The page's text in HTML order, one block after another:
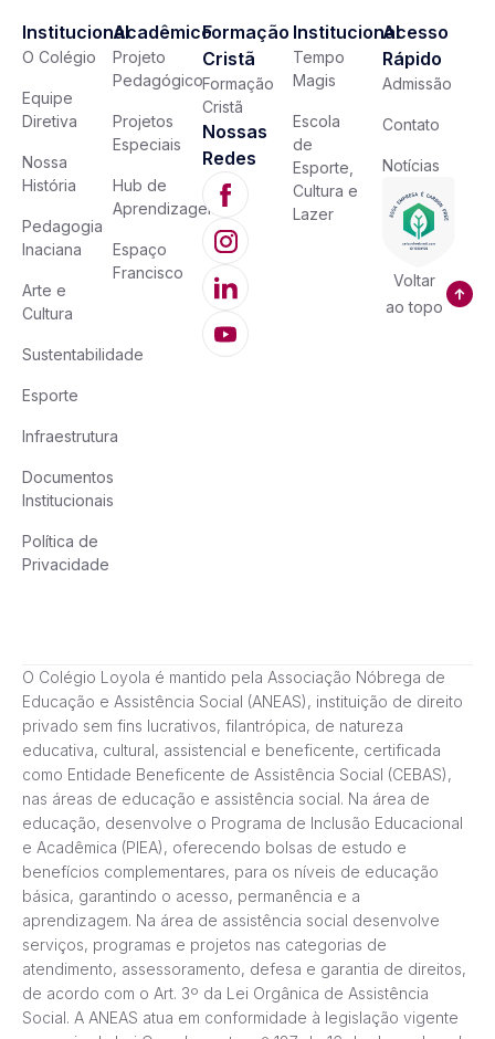
Institucional
O Colégio
Equipe
Diretiva
Nossa
História
Pedagogia
Inaciana
Arte e
Cultura
Sustentabilidade
Esporte
Infraestrutura
Documentos
Institucionais
Política de
Privacidade
Acadêmico
Projeto
Pedagógico
Projetos
Especiais
Hub de
Aprendizagem
Espaço
Francisco
Formação
Cristã
Formação
Cristã
Nossas
Redes
Institucional
Tempo
Magis
Escola
de
Esporte,
Cultura e
Lazer
Acesso
Rápido
Admissão
Contato
Notícias
Voltar
ao topo
O Colégio Loyola é mantido pela Associação Nóbrega de
Educação e Assistência Social (ANEAS), instituição de direito
privado sem fins lucrativos, filantrópica, de natureza
educativa, cultural, assistencial e beneficente, certificada
como Entidade Beneficente de Assistência Social (CEBAS),
nas áreas de educação e assistência social. Na área de
educação, desenvolve o Programa de Inclusão Educacional
e Acadêmica (PIEA), oferecendo bolsas de estudo e
benefícios complementares, para os níveis de educação
básica, garantindo o acesso, permanência e a
aprendizagem. Na área de assistência social desenvolve
serviços, programas e projetos nas categorias de
atendimento, assessoramento, defesa e garantia de direitos,
de acordo com o Art. 3º da Lei Orgânica de Assistência
Social. A ANEAS atua em conformidade à legislação vigente